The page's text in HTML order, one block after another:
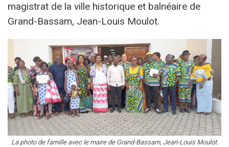
magistrat de la ville historique et balnéaire de
Grand-Bassam, Jean-Louis Moulot.
La photo de famille avec le maire de Grand-Bassam, Jean-Louis Moulot.